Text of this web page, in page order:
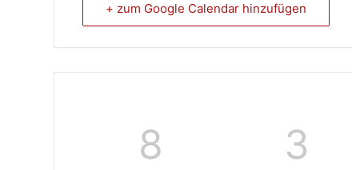
+ zum Google Calendar hinzufügen
8 3